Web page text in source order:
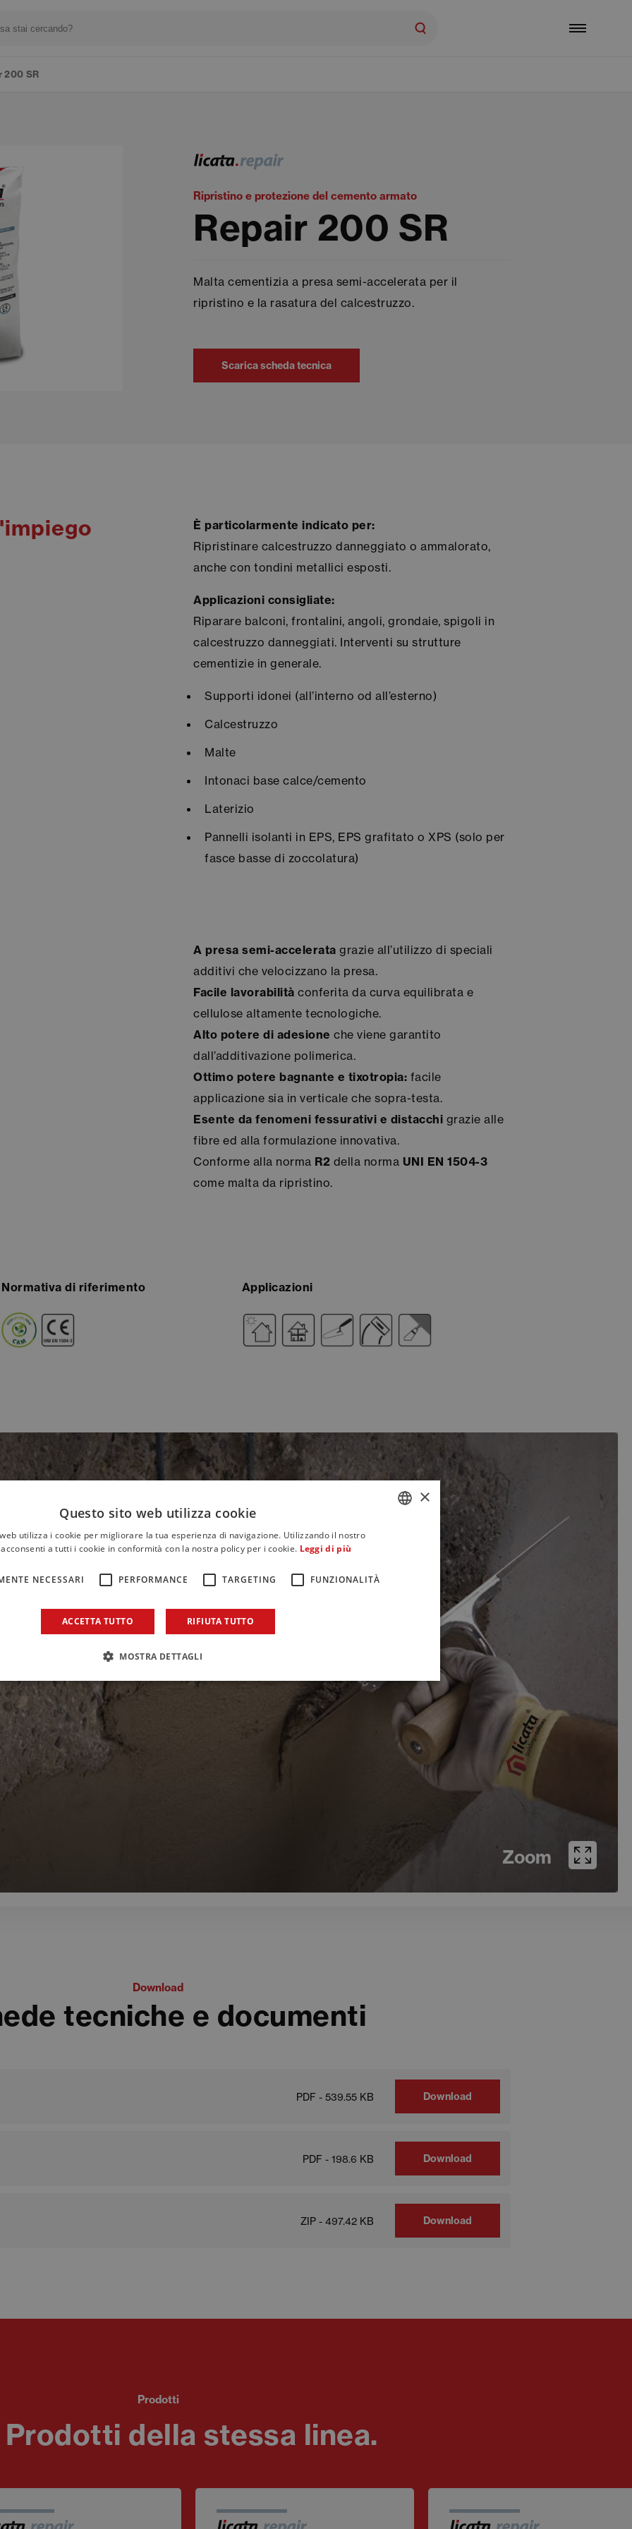
200 SR
Ripristino e protezione del cemento armato
Repair 200 SR
Malta cementizia a presa semi-accelerata per il
ripristino e la rasatura del calcestruzzo.
Scarica scheda tecnica
È particolarmente indicato per:
Ripristinare calcestruzzo danneggiato o ammalorato,
anche con tondini metallici esposti.
Applicazioni consigliate:
Riparare balconi, frontalini, angoli, grondaie, spigoli in
calcestruzzo danneggiati. Interventi su strutture
cementizie in generale.
Supporti idonei (all’interno od all’esterno)
Calcestruzzo
Malte
Intonaci base calce/cemento
Laterizio
Pannelli isolanti in EPS, EPS grafitato o XPS (solo per
fasce basse di zoccolatura)
A presa semi-accelerata grazie all’utilizzo di speciali
additivi che velocizzano la presa.
Facile lavorabilità conferita da curva equilibrata e
cellulose altamente tecnologiche.
Alto potere di adesione che viene garantito
dall’additivazione polimerica.
Ottimo potere bagnante e tixotropia: facile
applicazione sia in verticale che sopra-testa.
Esente da fenomeni fessurativi e distacchi grazie alle
fibre ed alla formulazione innovativa.
Conforme alla norma R2 della norma UNI EN 1504-3
come malta da ripristino.
Normativa di riferimento Applicazioni
Zoom
Download
tecniche e documenti
PDF - 539.55 KB Download
PDF - 198.6 KB Download
ZIP - 497.42 KB Download
Prodotti
della stessa linea.
×
Questo sito web utilizza cookie
utilizza i cookie per migliorare la tua esperienza di navigazione. Utilizzando il nostro
a tutti i cookie in conformità con la nostra policy per i cookie. Leggi di più
NECESSARI PERFORMANCE TARGETING FUNZIONALITÀ
ACCETTA TUTTO RIFIUTA TUTTO
MOSTRA DETTAGLI